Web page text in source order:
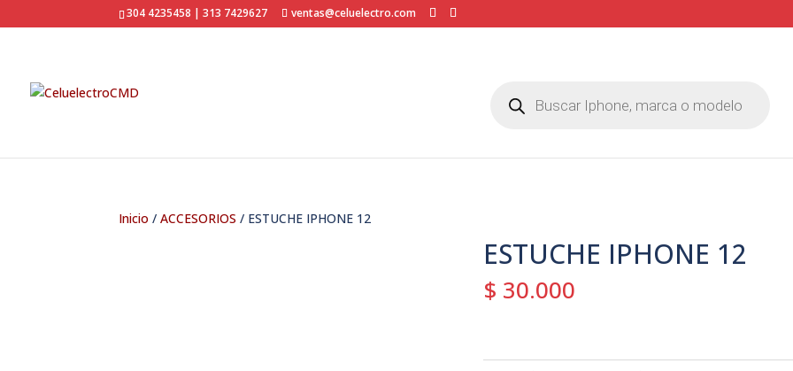
304 4235458 | 313 7429627 ventas@celuelectro.com
productos
Inicio /ACCESORIOS / ESTUCHE IPHONE 12
ESTUCHE IPHONE 12
$ 30.000